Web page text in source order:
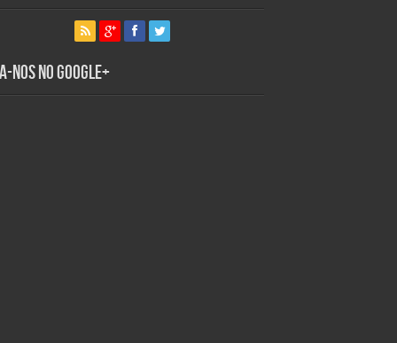
nos no Google+